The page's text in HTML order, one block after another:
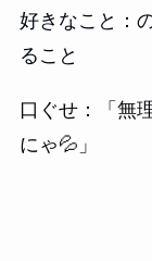
好きなこと：
ること
口ぐせ：「無
にゃ💦」